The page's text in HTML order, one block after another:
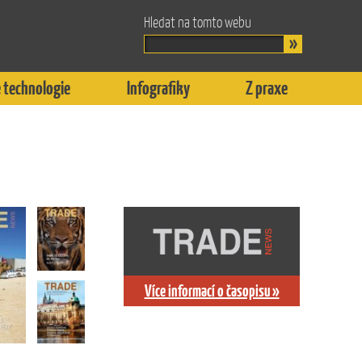
Hledat na tomto webu
technologie Infografiky Z praxe
Více informací o časopisu »